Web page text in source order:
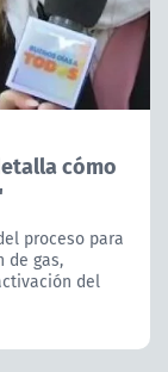
cómo
proceso para
de gas,
del